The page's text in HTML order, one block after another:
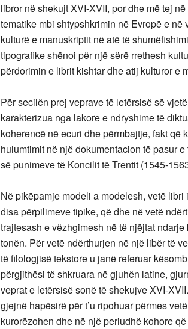
libror në shekujt XVI-XVII, por dhe më tej
tematike mbi shtypshkrimin në Evropë e
kulturë e manuskriptit në atë të
tipograﬁke shënoi për një sërë rrethesh
përdorimin e librit kishtar dhe atij kulturor e
Për secilën prej veprave të letërsisë së
karakterizua nga lakore e ndryshime të
koherencë në ecuri dhe përmbajtje, fakt që
hulumtimit në një dokumentacion të pasur
së punimeve të Koncilit të Trentit (1545-
Në pikëpamje modeli a modelesh, vetë
disa përpilimeve tipike, që dhe në vetë
trajtesash e vëzhgimesh në të njëjtat
tonën. Për vetë ndërthurjen në një libër të
të ﬁlologjisë tekstore u janë referuar
përgjithësi të shkruara në gjuhën latine,
veprat e letërsisë sonë të shekujve XVI-
gjejnë hapësirë për t’u ripohuar përmes
kurorëzohen dhe në një periudhë kohore